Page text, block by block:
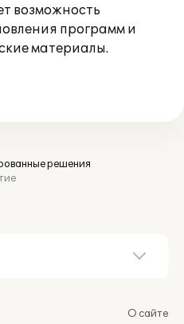
возможность
программ и
материалы.
решения
О сайте